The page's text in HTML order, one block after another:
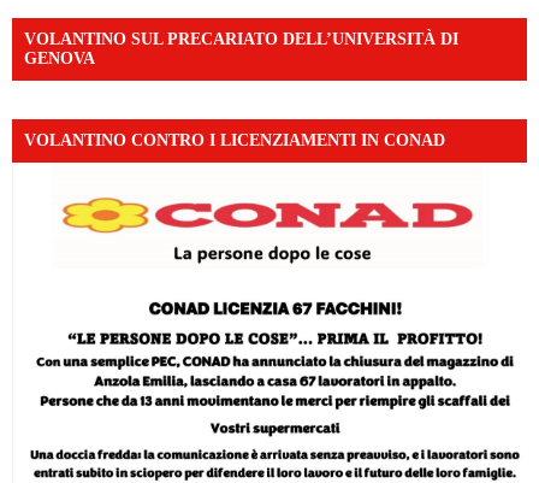
VOLANTINO SUL PRECARIATO DELL’UNIVERSITÀ DI
GENOVA
VOLANTINO CONTRO I LICENZIAMENTI IN CONAD